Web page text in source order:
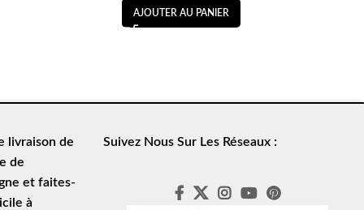
AJOUTER AU PANIER
livraison de
de
et faites-
à
Suivez Nous Sur Les Réseaux :